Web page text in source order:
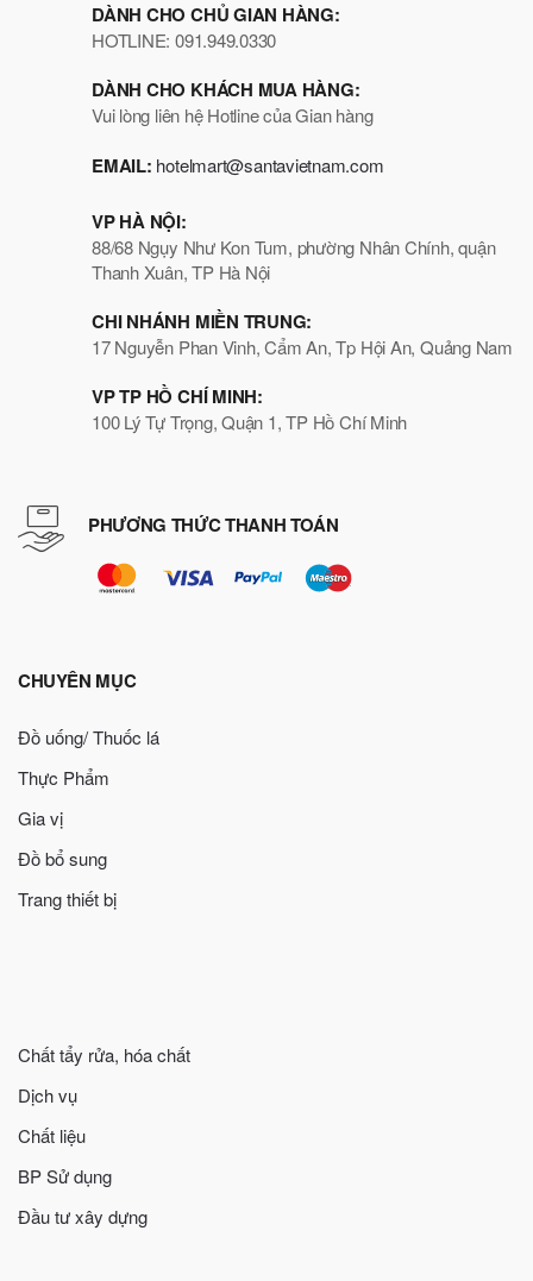
DÀNH CHO CHỦ GIAN HÀNG:
HOTLINE: 091.949.0330
DÀNH CHO KHÁCH MUA HÀNG:
Vui lòng liên hệ Hotline của Gian hàng
EMAIL: hotelmart@santavietnam.com
VP HÀ NỘI:
88/68 Ngụy Như Kon Tum, phường Nhân Chính, quận
Thanh Xuân, TP Hà Nội
CHI NHÁNH MIỀN TRUNG:
17 Nguyễn Phan Vinh, Cẩm An, Tp Hội An, Quảng Nam
VP TP HỒ CHÍ MINH:
100 Lý Tự Trọng, Quận 1, TP Hồ Chí Minh
PHƯƠNG THỨC THANH TOÁN
CHUYÊN MỤC
Đồ uống/ Thuốc lá
Thực Phẩm
Gia vị
Đồ bổ sung
Trang thiết bị
Chất tẩy rửa, hóa chất
Dịch vụ
Chất liệu
BP Sử dụng
Đầu tư xây dựng